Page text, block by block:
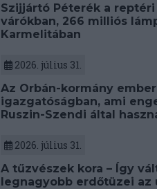
Szijjártó Péterék a reptéri
várókban, 266 milliós
Karmelitában
2026. július 31.
Az Orbán-kormány
igazgatóságban, ami
Ruszin-Szendi által
2026. július 31.
A tűzvészek kora – Így
legnagyobb erdőtüzei az